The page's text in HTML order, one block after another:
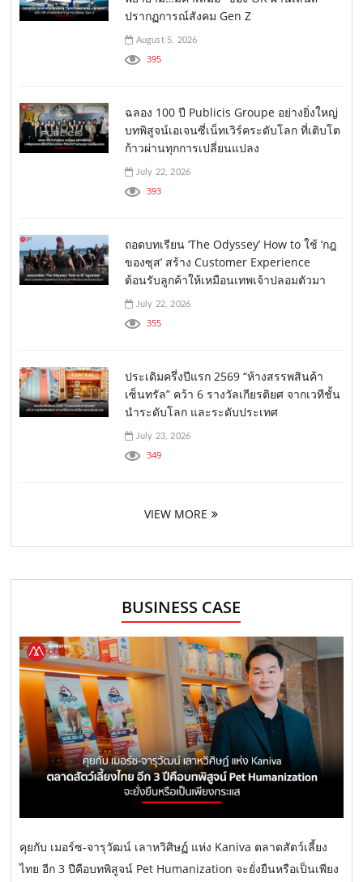
ปรากฏการณ์สังคม Gen Z
August 5, 2026
395
ฉลอง 100 ปี Publicis Groupe อย่างยิ่งใหญ่
บทพิสูจน์เอเจนซี่เน็ทเวิร์คระดับโลก ที่เติบโต
ก้าวผ่านทุกการเปลี่ยนแปลง
July 22, 2026
393
ถอดบทเรียน ‘The Odyssey’ How to ใช้ ‘กฎ
ของซุส’ สร้าง Customer Experience
ต้อนรับลูกค้าให้เหมือนเทพเจ้าปลอมตัวมา
July 22, 2026
355
ประเดิมครึ่งปีแรก 2569 “ห้างสรรพสินค้า
เซ็นทรัล” คว้า 6 รางวัลเกียรติยศ จากเวทีชั้น
นำระดับโลก และระดับประเทศ
July 23, 2026
349
VIEW MORE
BUSINESS CASE
คุยกับ เมอร์ซ-จารุวัฒน์ เลาหวิศิษฏ์ แห่ง Kaniva ตลาดสัตว์เลี้ยง
ไทย อีก 3 ปีคือบทพิสูจน์ Pet Humanization จะยั่งยืนหรือเป็นเพียง